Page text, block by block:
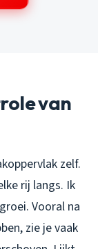
van
zelf.
rij langs. Ik
Vooral na
zie je vaak